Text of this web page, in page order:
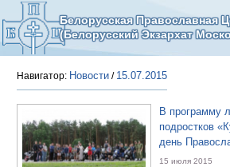
Белорусская Православная
(Белорусский Экзархат
Навигатор: Новости / 15.07.2015
В программу
подростков
день
15 июля 2015